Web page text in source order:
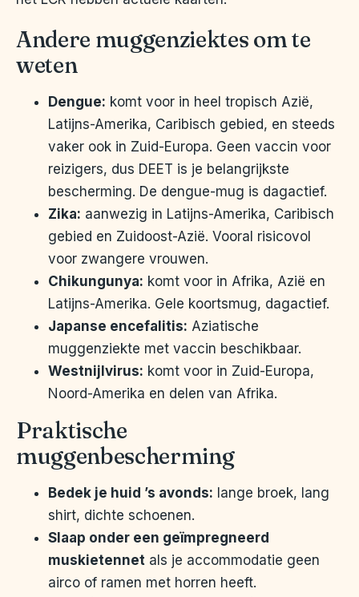
Andere muggenziektes om te
weten
Dengue: komt voor in heel tropisch Azië,
Latijns-Amerika, Caribisch gebied, en steeds
vaker ook in Zuid-Europa. Geen vaccin voor
reizigers, dus DEET is je belangrijkste
bescherming. De dengue-mug is dagactief.
Zika: aanwezig in Latijns-Amerika, Caribisch
gebied en Zuidoost-Azië. Vooral risicovol
voor zwangere vrouwen.
Chikungunya: komt voor in Afrika, Azië en
Latijns-Amerika. Gele koortsmug, dagactief.
Japanse encefalitis: Aziatische
muggenziekte met vaccin beschikbaar.
Westnijlvirus: komt voor in Zuid-Europa,
Noord-Amerika en delen van Afrika.
Praktische
muggenbescherming
Bedek je huid ’s avonds: lange broek, lang
shirt, dichte schoenen.
Slaap onder een geïmpregneerd
muskietennet als je accommodatie geen
airco of ramen met horren heeft.